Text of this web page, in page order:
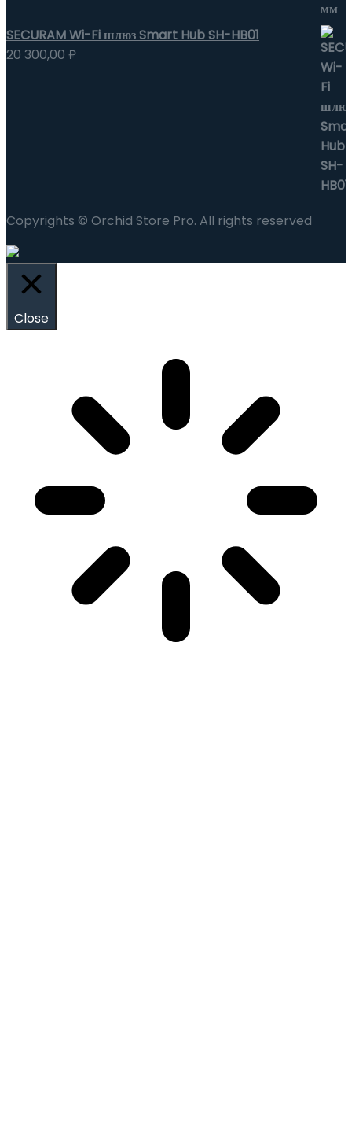
SECURAM Wi-Fi шлюз Smart Hub SH-HB01
20 300,00 ₽
Copyrights © Orchid Store Pro. All rights reserved
Close